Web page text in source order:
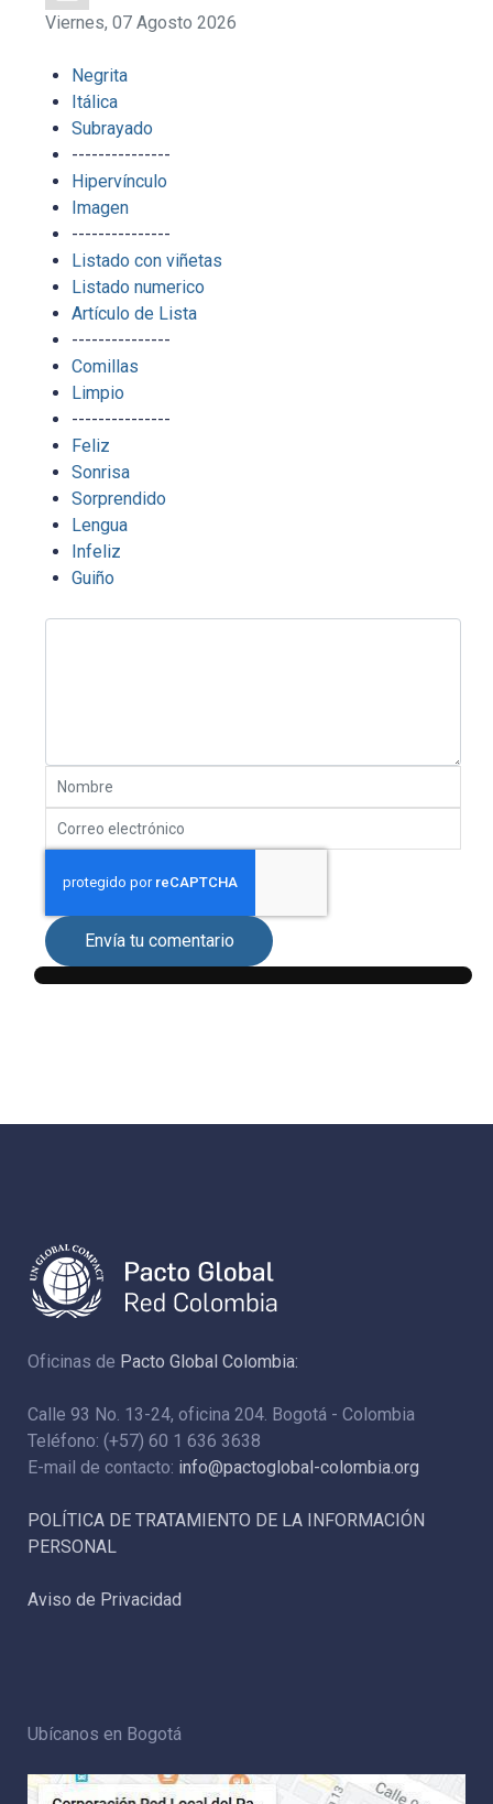
Viernes, 07 Agosto 2026
Negrita
Itálica
Subrayado
---------------
Hipervínculo
Imagen
---------------
Listado con viñetas
Listado numerico
Artículo de Lista
---------------
Comillas
Limpio
---------------
Feliz
Sonrisa
Sorprendido
Lengua
Infeliz
Guiño
Envía tu comentario
Oficinas de Pacto Global Colombia:
Calle 93 No. 13-24, oficina 204. Bogotá - Colombia
Teléfono: (+57) 60 1 636 3638
E-mail de contacto: info@pactoglobal-colombia.org
POLÍTICA DE TRATAMIENTO DE LA INFORMACIÓN
PERSONAL
Aviso de Privacidad
Ubícanos en Bogotá